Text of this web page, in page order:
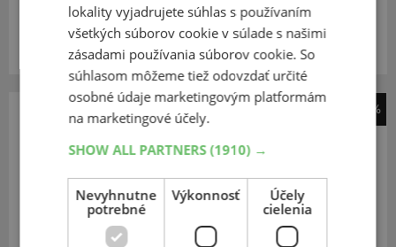
SKLADOM Expedujeme budúci prac. deň
Na predajni v Bratislave do 2 dní.
Centrálny sklad 6 ks.
-45%
Dunlop
F17
100 90 -17
55S
TL,F
lokality vyjadrujete súhlas s používaním
všetkých súborov cookie v súlade s našimi
zásadami používania súborov cookie. So
súhlasom môžeme tiež odovzdať určité
osobné údaje marketingovým platformám
na marketingové účely.
SHOW ALL PARTNERS(1910) →
Nevyhnutne
potrebné
Výkonnosť
Účely
cielenia